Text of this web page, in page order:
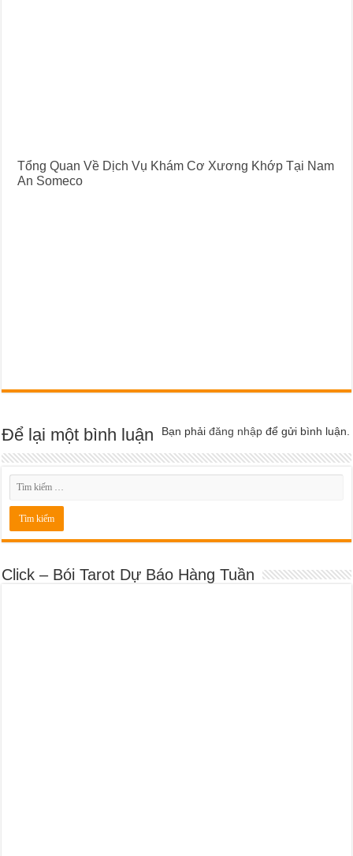
Tổng Quan Về Dịch Vụ Khám Cơ Xương Khớp Tại Nam
An Someco
Để lại một bình luận Bạn phảiđăng nhập để gửi bình luận.
Click – Bói Tarot Dự Báo Hàng Tuần